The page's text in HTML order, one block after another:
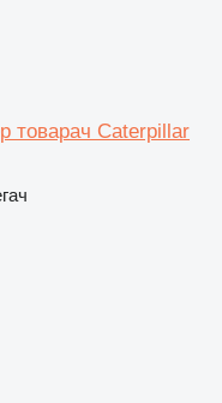
товарач Caterpillar